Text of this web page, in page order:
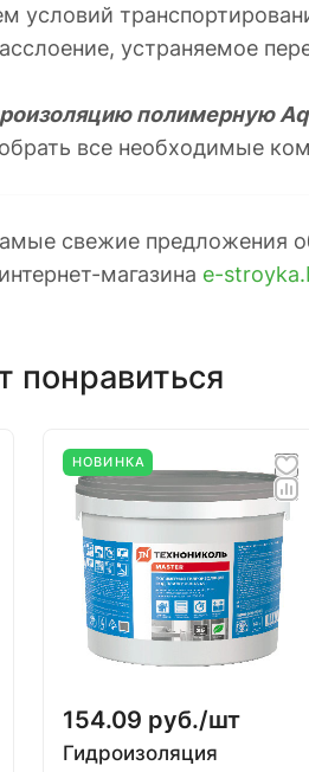
условий
устраняемое
полимерную
все необходимые
свежие предложения
магазина e-
понравиться
НОВИНКА
154.09 руб./шт
Гидроизоляция